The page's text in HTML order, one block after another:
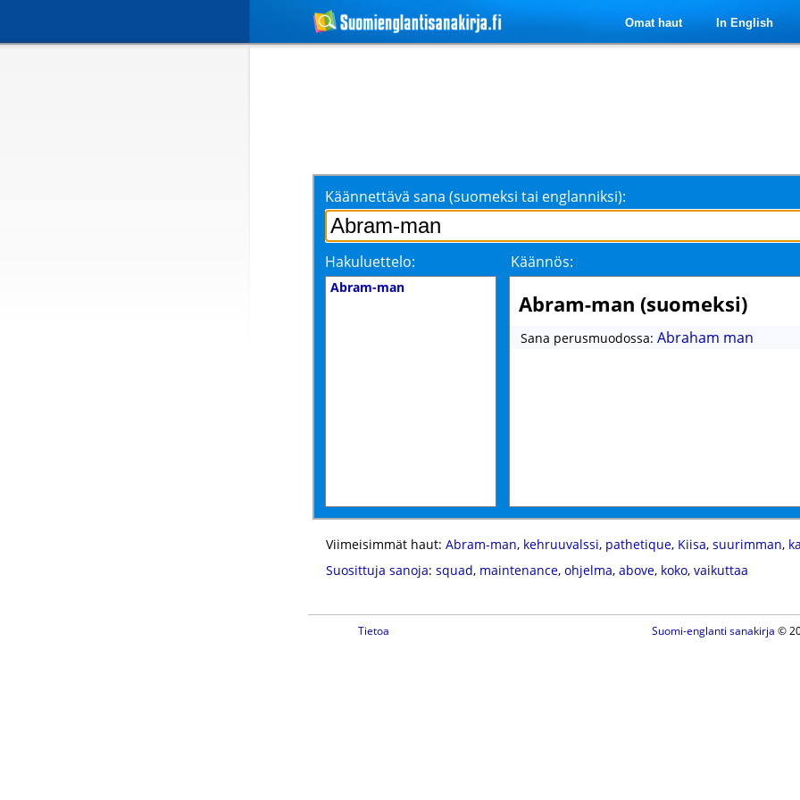
Omat haut In English
Käännettävä sana (suomeksi tai englanniksi):
Hakuluettelo: Käännös:
Abram-man
Abram-man (suomeksi)
Sana perusmuodossa: Abraham man
Viimeisimmät haut: Abram-man, kehruuvalssi, pathetique, Kiisa, suurimman,
Suosittuja sanoja: squad, maintenance, ohjelma, above, koko, vaikuttaa
Tietoa Suomi-englanti sanakirja ©